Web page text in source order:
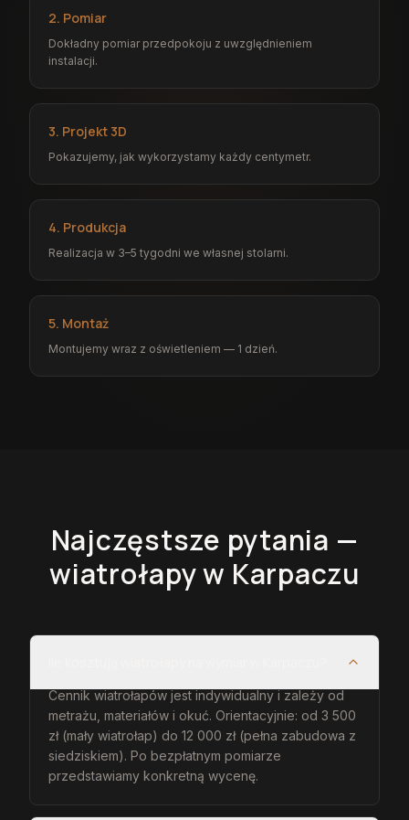
2. Pomiar
Dokładny pomiar przedpokoju z uwzględnieniem
instalacji.
3. Projekt 3D
Pokazujemy, jak wykorzystamy każdy centymetr.
4. Produkcja
Realizacja w 3–5 tygodni we własnej stolarni.
5. Montaż
Montujemy wraz z oświetleniem — 1 dzień.
Najczęstsze pytania —
wiatrołapyw Karpaczu
Cennik wiatrołapów jest indywidualny i zależy od
metrażu, materiałów i okuć. Orientacyjnie: od 3 500
zł (mały wiatrołap) do 12 000 zł (pełna zabudowa z
siedziskiem). Po bezpłatnym pomiarze
przedstawiamy konkretną wycenę.